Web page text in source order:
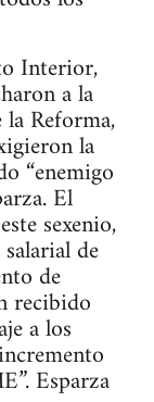
Interior,
a la
la Reforma,
la
“enemigo
El
sexenio,
de
de
recibido
a los
Esparza